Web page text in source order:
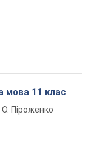
мова 11 клас
Піроженко